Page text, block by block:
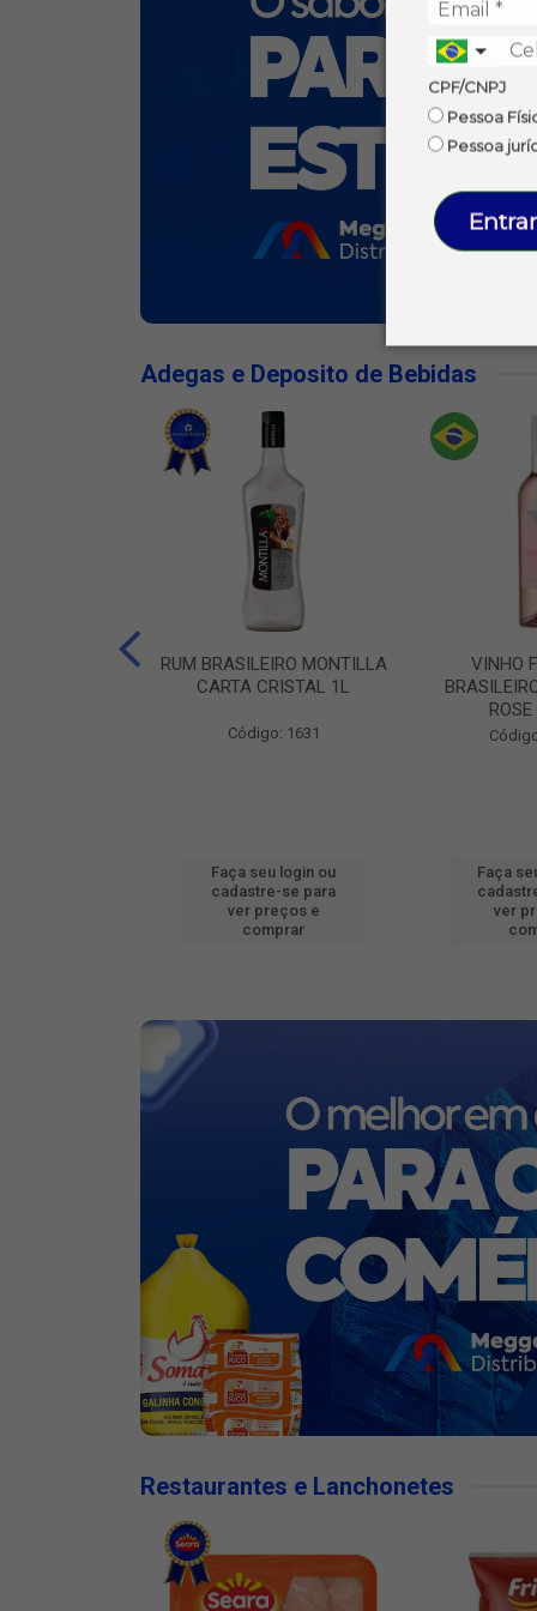
CPF/CNPJ
Pessoa
Pessoa
Adegas e Deposito de Bebidas
RUM BRASILEIRO MONTILLA
CARTA CRISTAL 1L
Código: 1631
Faça seu login ou
cadastre-se para
ver preços e
comprar
VINHO
Faça
ver
Restaurantes e Lanchonetes